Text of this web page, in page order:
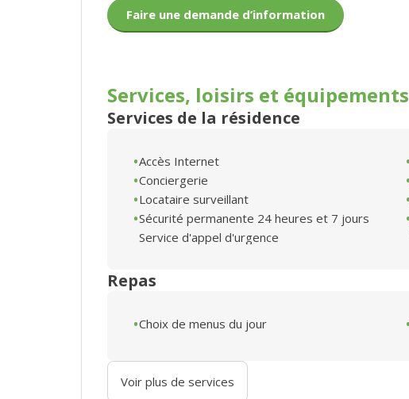
Faire une demande d’information
Services, loisirs et équipements
Services de la résidence
Accès Internet
Conciergerie
Locataire surveillant
Sécurité permanente 24 heures et 7 jours
Service d'appel d'urgence
Repas
Choix de menus du jour
Voir plus de services